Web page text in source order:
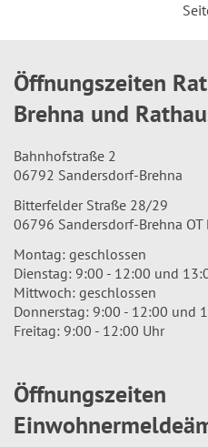
Öffnungszeiten
Brehna und
Bahnhofstraße 2
06792 Sandersdorf-Brehna
Bitterfelder Straße 28/29
06796 Sandersdorf-Brehna OT
Montag: geschlossen
Dienstag: 9:00 - 12:00 und
Mittwoch: geschlossen
Donnerstag: 9:00 - 12:00 und
Freitag: 9:00 - 12:00 Uhr
Öffnungszeiten